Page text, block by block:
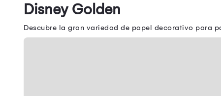
Disney Golden
Descubre la gran variedad de papel decorativo para